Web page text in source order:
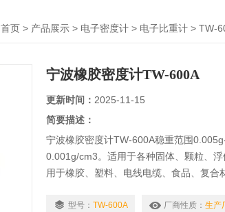
首页 > 产品展示 > 电子密度计 > 电子比重计 > TW-
宁波橡胶密度计TW-600A
更新时间： 2025-11-15
简要描述：
宁波橡胶密度计TW-600A稳重范围
0.001g/cm3。适用于各种固体、颗粒、浮
用于橡胶、塑料、电线电缆、食品、复合
值。 型号： TW-600A 厂商性质： 生产